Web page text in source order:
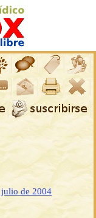
de 2004